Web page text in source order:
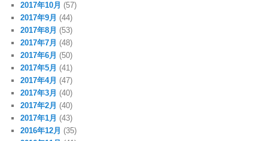
2017年10月 (57)
2017年9月 (44)
2017年8月 (53)
2017年7月 (48)
2017年6月 (50)
2017年5月 (41)
2017年4月 (47)
2017年3月 (40)
2017年2月 (40)
2017年1月 (43)
2016年12月 (35)